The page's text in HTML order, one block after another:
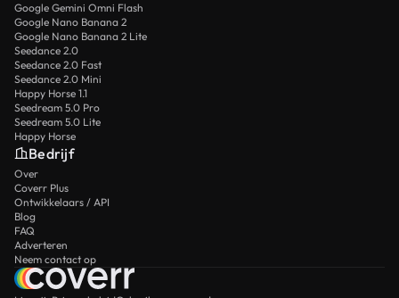
Google Gemini Omni Flash
Google Nano Banana 2
Google Nano Banana 2 Lite
Seedance 2.0
Seedance 2.0 Fast
Seedance 2.0 Mini
Happy Horse 1.1
Seedream 5.0 Pro
Seedream 5.0 Lite
Happy Horse
Bedrijf
Over
Coverr Plus
Ontwikkelaars / API
Blog
FAQ
Adverteren
Neem contact op